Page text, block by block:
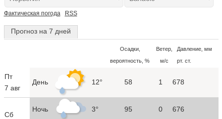
Фактическая погода RSS
Прогноз на 7 дней
Осадки,
вероятность, %
Ветер,
м/с
Давление, мм
рт. ст.
Пт
7 авг
День 12° 58 1 678
Сб
Ночь 3° 95 0 676